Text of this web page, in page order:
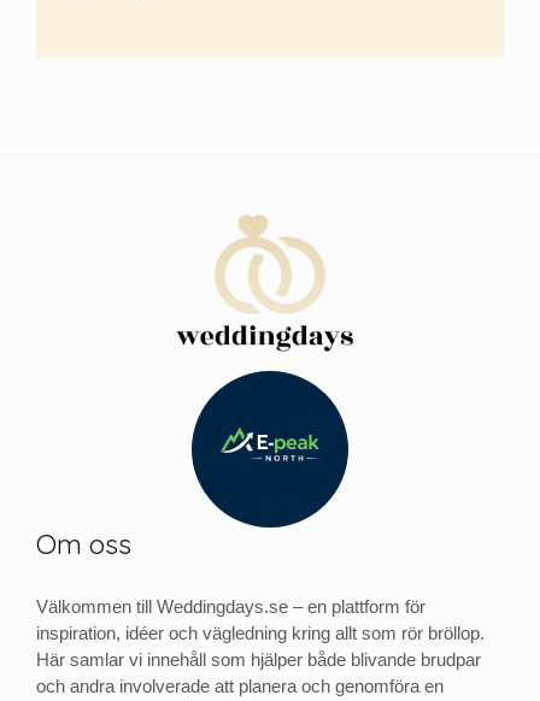
Om oss
Välkommen till Weddingdays.se – en plattform för
inspiration, idéer och vägledning kring allt som rör bröllop.
Här samlar vi innehåll som hjälper både blivande brudpar
och andra involverade att planera och genomföra en